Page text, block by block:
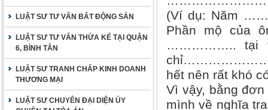
LUẬT SƯ TƯ VẤN BẤT ĐỘNG SẢN
LUẬT SƯ TƯ VẤN THỪA KẾ TẠI QUẬN
6, BÌNH TÂN
LUẬT SƯ TRANH CHẤP KINH DOANH
THƯƠNG MẠI
LUẬT SƯ CHUYÊN ĐẠI DIỆN ỦY
(Ví dụ: Năm
Phần mộ của
…………….. tại
chỉ………………………
hết nên rất khó
Vì vậy, bằng
mình về nghĩa